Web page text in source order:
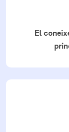
El